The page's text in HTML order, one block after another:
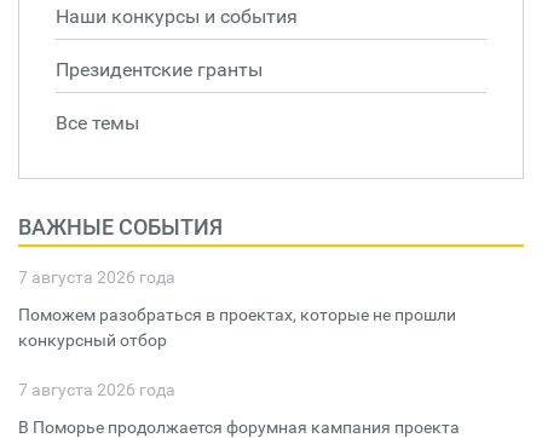
Наши конкурсы и события
Президентские гранты
Все темы
ВАЖНЫЕ СОБЫТИЯ
7 августа 2026 года
Поможем разобраться в проектах, которые не прошли
конкурсный отбор
7 августа 2026 года
В Поморье продолжается форумная кампания проекта